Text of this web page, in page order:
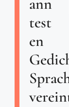
test
en